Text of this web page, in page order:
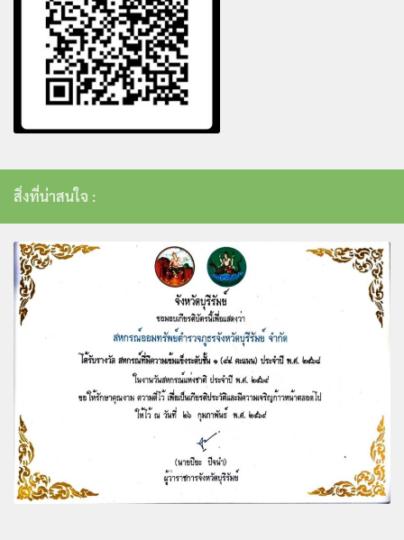
สิ่งที่น่าสนใจ :